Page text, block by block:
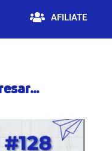
AFILIATE
SERVICIOS